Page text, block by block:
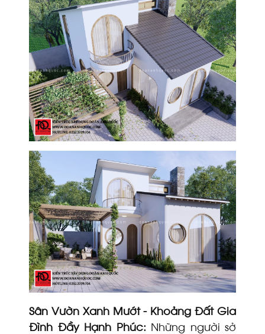
Sân Vườn Xanh Mướt - Khoảng Đất Gia
Đình Đầy Hạnh Phúc: Những người sở